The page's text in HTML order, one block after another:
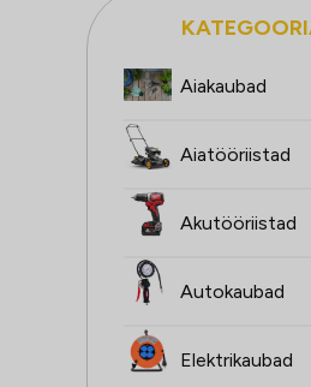
Aiakaubad
Aiatööriistad
Akutööriistad
Autokaubad
Elektrikaubad